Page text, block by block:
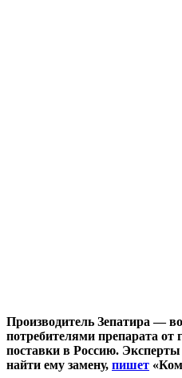
Производитель Зепатира —
потребителями препарата от
поставки в Россию.
найти ему замену, пишет